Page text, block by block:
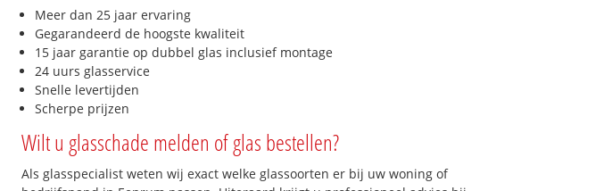
Meer dan 25 jaar ervaring
Gegarandeerd de hoogste kwaliteit
15 jaar garantie op dubbel glas inclusief montage
24 uurs glasservice
Snelle levertijden
Scherpe prijzen
Wilt u glasschade melden of glas bestellen?
Als glasspecialist weten wij exact welke glassoorten er bij uw woning of